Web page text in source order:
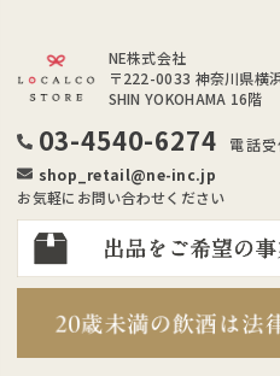
NE株式会社
〒222-0033 神奈川県横
SHIN YOKOHAMA 16階
03-4540-6274
電話
shop_retail@ne-inc.jp
お気軽にお問い合わせください